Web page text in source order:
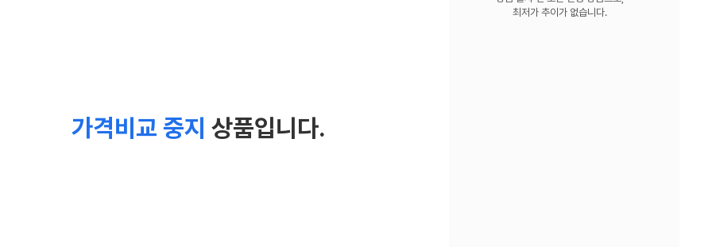
가격비교 중지 상품입니다.
최저가 추이가 없습니다.